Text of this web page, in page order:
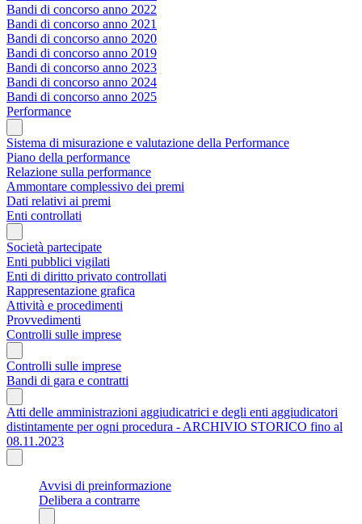
Bandi di concorso anno 2022
Bandi di concorso anno 2021
Bandi di concorso anno 2020
Bandi di concorso anno 2019
Bandi di concorso anno 2023
Bandi di concorso anno 2024
Bandi di concorso anno 2025
Performance
Sistema di misurazione e valutazione della Performance
Piano della performance
Relazione sulla performance
Ammontare complessivo dei premi
Dati relativi ai premi
Enti controllati
Società partecipate
Enti pubblici vigilati
Enti di diritto privato controllati
Rappresentazione grafica
Attività e procedimenti
Provvedimenti
Controlli sulle imprese
Controlli sulle imprese
Bandi di gara e contratti
Atti delle amministrazioni aggiudicatrici e degli enti aggiudicatori
distintamente per ogni procedura - ARCHIVIO STORICO fino al
08.11.2023
Avvisi di preinformazione
Delibera a contrarre